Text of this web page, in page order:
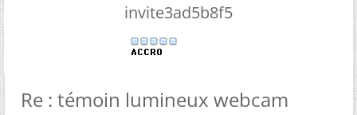
invite3ad5b8f5
Re : témoin lumineux webcam